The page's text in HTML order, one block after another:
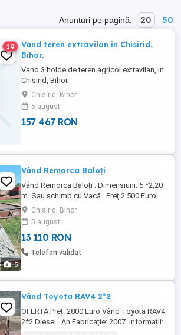
Anunțuri pe pagină: 20 50
19
Vand teren extravilan in Chisirid,
Bihor.
Vand 3 holde de teren agricol extravilan, in
Chisirid, Bihor.
Chisirid, Bihor
5 august
157 467 RON
5
Vând Remorca Baloți
Vând Remorca Baloți . Dimensiuni: 5 *2,20
m. Sau schimb cu Vacă . Preț 2 500 Euro.
Chisirid, Bihor
5 august
13 110 RON
Telefon validat
Vând Toyota RAV4 2*2
OFERTA Preț: 2800 Euro Vând Toyota RAV4
2*2 Diesel . An Fabricație: 2007. Informații: